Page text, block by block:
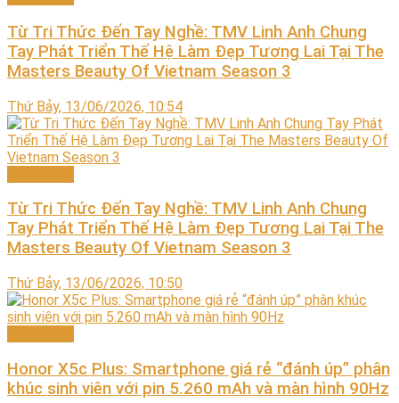
Từ Tri Thức Đến Tay Nghề: TMV Linh Anh Chung
Tay Phát Triển Thế Hệ Làm Đẹp Tương Lai Tại The
Masters Beauty Of Vietnam Season 3
Thứ Bảy, 13/06/2026, 10:54
Từ Tri Thức Đến Tay Nghề: TMV Linh Anh Chung
Tay Phát Triển Thế Hệ Làm Đẹp Tương Lai Tại The
Masters Beauty Of Vietnam Season 3
Thứ Bảy, 13/06/2026, 10:50
Honor X5c Plus: Smartphone giá rẻ “đánh úp” phân
khúc sinh viên với pin 5.260 mAh và màn hình 90Hz